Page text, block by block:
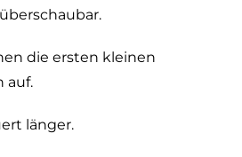
die ersten kleinen
auf.
länger.